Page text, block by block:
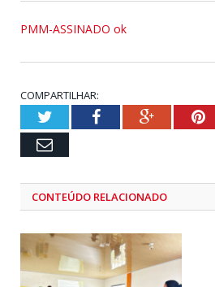
PMM-ASSINADO ok
COMPARTILHAR:
TwitterFacebookGoogle+
Email
CONTEÚDO RELACIONADO